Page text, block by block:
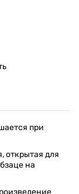
при
открытая для
на